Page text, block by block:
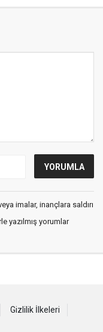
imalar, inançlara saldırı
yazılmış yorumlar
Gizlilik İlkeleri